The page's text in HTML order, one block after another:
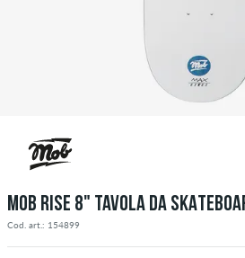
MOB RISE 8" TAVOLA DA
Cod. art.: 154899